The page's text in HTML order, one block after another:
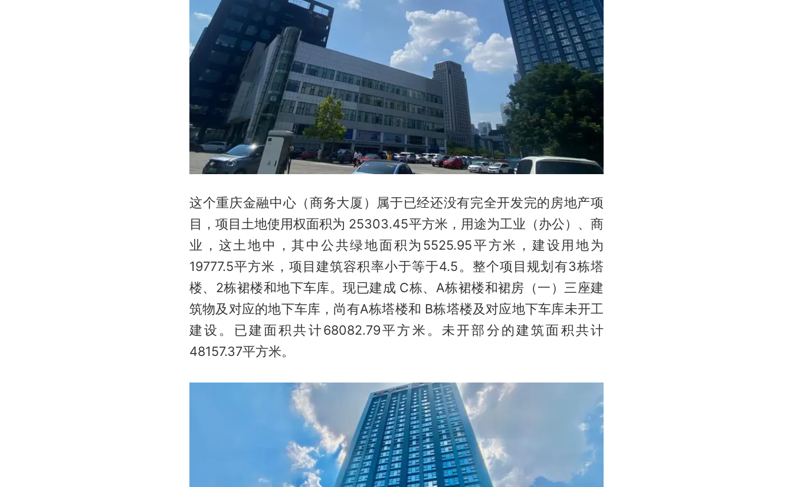
这个重庆金融中心（商务大厦）属于已经还没有完全开发完的房地产项
目，项目土地使用权面积为 25303.45平方米，用途为工业（办公）、商
业，这土地中，其中公共绿地面积为5525.95平方米，建设用地为
19777.5平方米，项目建筑容积率小于等于4.5。整个项目规划有3栋塔
楼、2栋裙楼和地下车库。现已建成 C栋、A栋裙楼和裙房（一）三座建
筑物及对应的地下车库，尚有A栋塔楼和 B栋塔楼及对应地下车库未开工
建设。已建面积共计68082.79平方米。未开部分的建筑面积共计
48157.37平方米。